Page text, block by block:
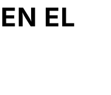
EL